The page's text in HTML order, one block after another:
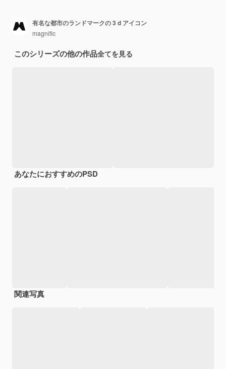
有名な都市のランドマークの 3 d アイコン
magnific
このシリーズの他の作品全てを見る
あなたにおすすめのPSD
関連写真